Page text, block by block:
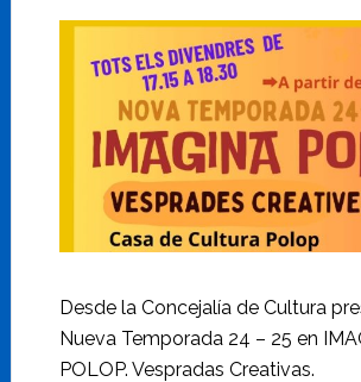
Desde la Concejalía de Cultura
Nueva Temporada 24 – 25 en
POLOP. Vespradas Creativas.